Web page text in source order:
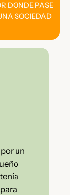
DONDE PASE
SOCIEDAD
un